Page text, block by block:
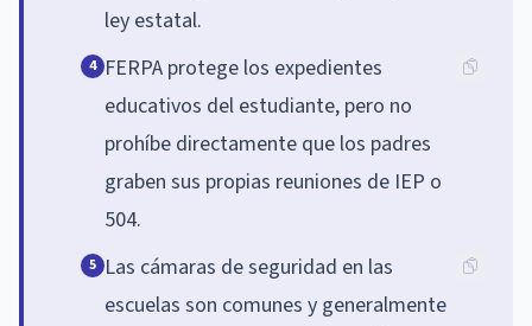
ley estatal.
4 FERPA protege los expedientes
educativos del estudiante, pero no
prohíbe directamente que los padres
graben sus propias reuniones de IEP o
504.
5 Las cámaras de seguridad en las
escuelas son comunes y generalmente